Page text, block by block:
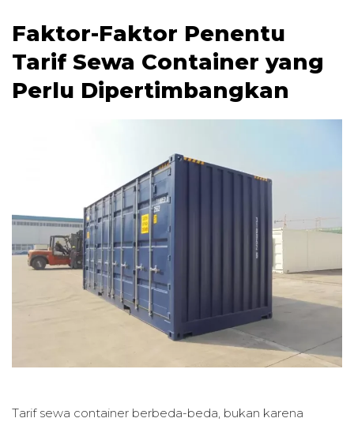
Faktor-Faktor Penentu
Tarif Sewa Container yang
Perlu Dipertimbangkan
Tarif sewa container berbeda-beda, bukan karena